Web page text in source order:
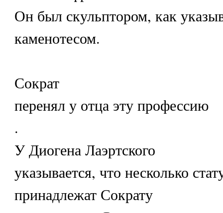
Он был скульптором, как
каменотесом.
Сократ
перенял у отца эту профессию
.
У Диогена Лаэртского
указывается, что несколько
принадлежат Сократу